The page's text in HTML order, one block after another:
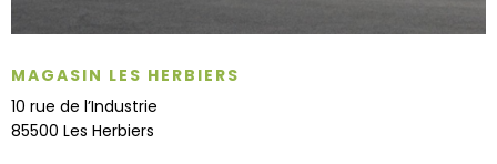
MAGASIN LES HERBIERS
10 rue de l’Industrie
85500 Les Herbiers